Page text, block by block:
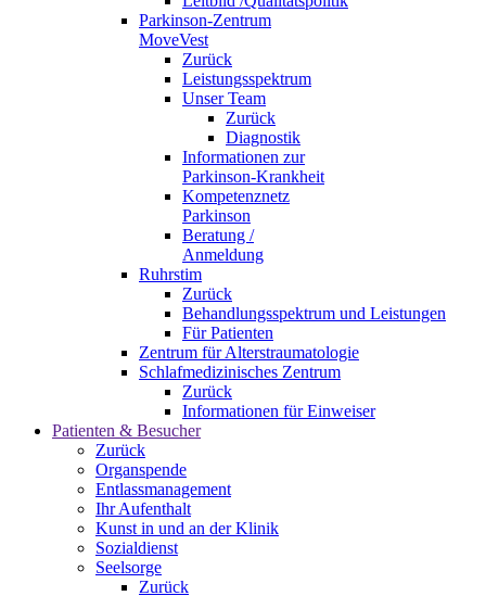
Parkinson-Zentrum
MoveVest
Zurück
Leistungsspektrum
Unser Team
Zurück
Diagnostik
Informationen zur
Parkinson-Krankheit
Kompetenznetz
Parkinson
Beratung /
Anmeldung
Ruhrstim
Zurück
Behandlungsspektrum und Leistungen
Für Patienten
Zentrum für Alterstraumatologie
Schlafmedizinisches Zentrum
Zurück
Informationen für Einweiser
Patienten & Besucher
Zurück
Organspende
Entlassmanagement
Ihr Aufenthalt
Kunst in und an der Klinik
Sozialdienst
Seelsorge
Zurück